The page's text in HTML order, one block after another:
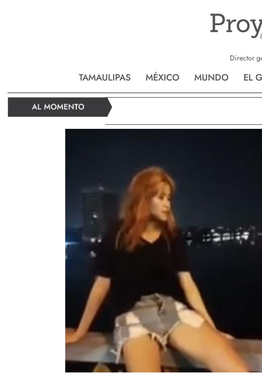
Director
TAMAULIPAS MÉXICO MUNDO EL
Reynosa